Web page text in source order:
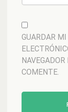
GUARDAR MI
COMENTE.